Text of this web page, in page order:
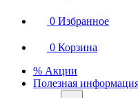
0 Избранное
0 Корзина
% Акции
Полезная